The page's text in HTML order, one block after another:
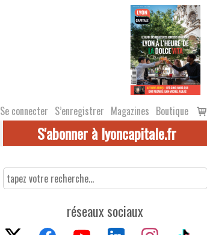
Se connecter S’enregistrer Magazines Boutique
Voir
le
S'abonner à lyoncapitale.fr
réseaux sociaux